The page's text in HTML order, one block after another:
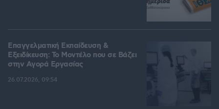
Επαγγελματική Εκπαίδευση &
Εξειδίκευση: Το Mοντέλο που σε Bάζει
στην Aγορά Eργασίας
26.07.2026, 09:54